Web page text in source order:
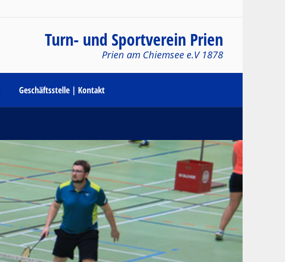
Turn- und Sportverein Prien
Prien am Chiemsee e.V 1878
Geschäftsstelle | Kontakt